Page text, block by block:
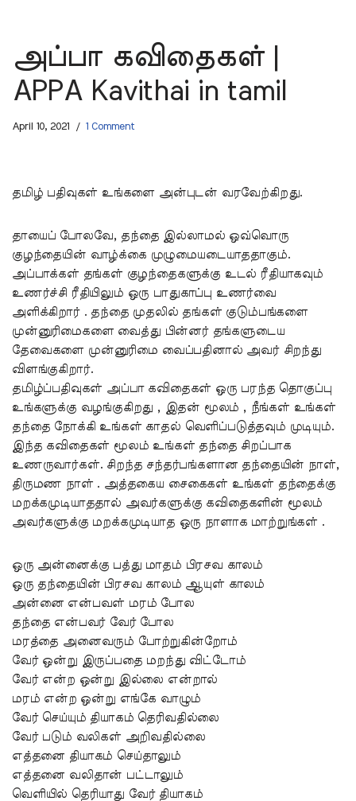
அப்பா கவிதைகள் |
APPA Kavithai in tamil
April 10, 2021 1 Comment
தமிழ் பதிவுகள் உங்களை அன்புடன் வரவேற்கிறது.
தாயைப் போலவே, தந்தை இல்லாமல் ஒவ்வொரு
குழந்தையின் வாழ்க்கை முழுமையடையாததாகும்.
அப்பாக்கள் தங்கள் குழந்தைகளுக்கு உடல் ரீதியாகவும்
உணர்ச்சி ரீதியிலும் ஒரு பாதுகாப்பு உணர்வை
அளிக்கிறார் . தந்தை முதலில் தங்கள் குடும்பங்களை
முன்னுரிமைகளை வைத்து பின்னர் தங்களுடைய
தேவைகளை முன்னுரிமை வைப்பதினால் அவர் சிறந்து
விளங்குகிறார்.
தமிழ்ப்பதிவுகள் அப்பா கவிதைகள் ஒரு பரந்த தொகுப்பு
உங்களுக்கு வழங்குகிறது , இதன் மூலம் , நீங்கள் உங்கள்
தந்தை நோக்கி உங்கள் காதல் வெளிப்படுத்தவும் முடியும்.
இந்த கவிதைகள் மூலம் உங்கள் தந்தை சிறப்பாக
உணருவார்கள். சிறந்த சந்தர்பங்களான தந்தையின் நாள்,
திருமண நாள் . அத்தகைய சைகைகள் உங்கள் தந்தைக்கு
மறக்கமுடியாததால் அவர்களுக்கு கவிதைகளின் மூலம்
அவர்களுக்கு மறக்கமுடியாத ஒரு நாளாக மாற்றுங்கள் .
ஒரு அன்னைக்கு பத்து மாதம் பிரசவ காலம்
ஒரு தந்தையின் பிரசவ காலம் ஆயுள் காலம்
அன்னை என்பவள் மரம் போல
தந்தை என்பவர் வேர் போல
மரத்தை அனைவரும் போற்றுகின்றோம்
வேர் ஒன்று இருப்பதை மறந்து விட்டோம்
வேர் என்ற ஒன்று இல்லை என்றால்
மரம் என்ற ஒன்று எங்கே வாழும்
வேர் செய்யும் தியாகம் தெரிவதில்லை
வேர் படும் வலிகள் அறிவதில்லை
எத்தனை தியாகம் செய்தாலும்
எத்தனை வலிதான் பட்டாலும்
வெளியில் தெரியாது வேர் தியாகம்